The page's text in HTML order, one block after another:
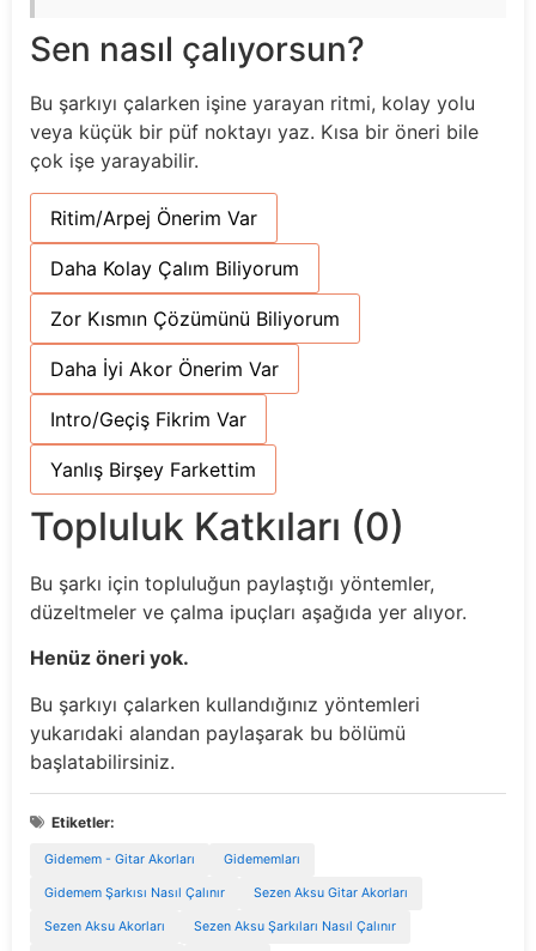
Sen nasıl çalıyorsun?
Bu şarkıyı çalarken işine yarayan ritmi, kolay yolu
veya küçük bir püf noktayı yaz. Kısa bir öneri bile
çok işe yarayabilir.
Ritim/Arpej Önerim Var
Daha Kolay Çalım Biliyorum
Zor Kısmın Çözümünü Biliyorum
Daha İyi Akor Önerim Var
Intro/Geçiş Fikrim Var
Yanlış Birşey Farkettim
Topluluk Katkıları (0)
Bu şarkı için topluluğun paylaştığı yöntemler,
düzeltmeler ve çalma ipuçları aşağıda yer alıyor.
Henüz öneri yok.
Bu şarkıyı çalarken kullandığınız yöntemleri
yukarıdaki alandan paylaşarak bu bölümü
başlatabilirsiniz.
Etiketler:
Gidemem - Gitar Akorları Gidememları
Gidemem Şarkısı Nasıl Çalınır Sezen Aksu Gitar Akorları
Sezen Aksu Akorları Sezen Aksu Şarkıları Nasıl Çalınır